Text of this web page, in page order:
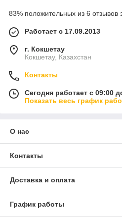
83% положительных из 6 отзывов
Работает с 17.09.2013
г. Кокшетау
Кокшетау, Казахстан
Контакты
Сегодня работает с 09:00
Показать весь график
О нас
Контакты
Доставка и оплата
График работы